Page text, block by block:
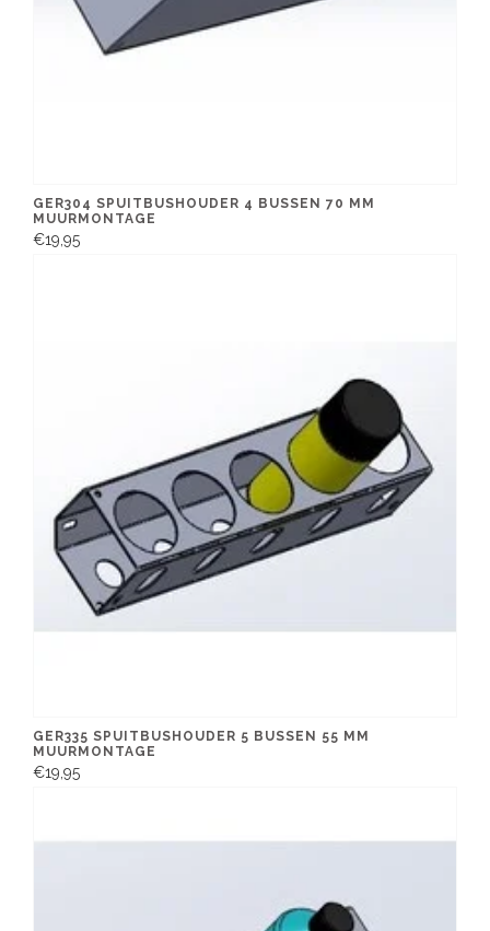
GER304 SPUITBUSHOUDER 4 BUSSEN 70 MM
MUURMONTAGE
€19,95
GER335 SPUITBUSHOUDER 5 BUSSEN 55 MM
MUURMONTAGE
€19,95